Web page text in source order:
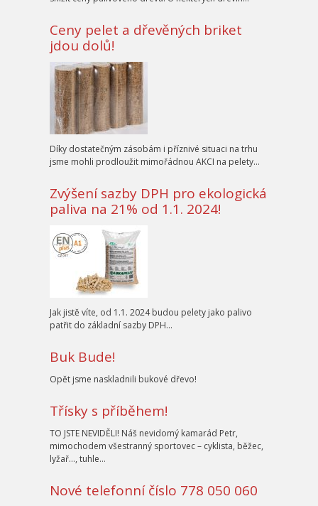
Ceny pelet a dřevěných briket
jdou dolů!
Díky dostatečným zásobám i příznivé situaci na trhu
jsme mohli prodloužit mimořádnou AKCI na pelety…
Zvýšení sazby DPH pro ekologická
paliva na 21% od 1.1. 2024!
Jak jistě víte, od 1.1. 2024 budou pelety jako palivo
patřit do základní sazby DPH…
Buk Bude!
Opět jsme naskladnili bukové dřevo!
Třísky s příběhem!
TO JSTE NEVIDĚLI! Náš nevidomý kamarád Petr,
mimochodem všestranný sportovec – cyklista, běžec,
lyžař…, tuhle…
Nové telefonní číslo 778 050 060